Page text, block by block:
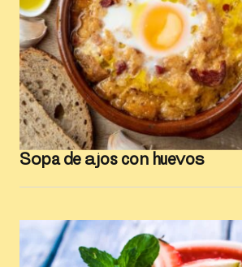
Sopa de ajos con huevos